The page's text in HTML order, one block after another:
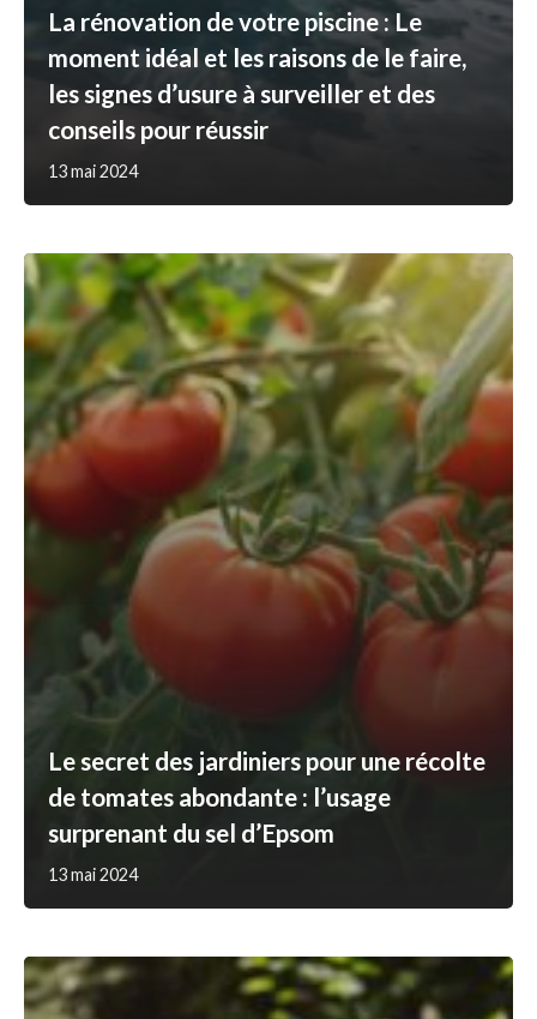
La rénovation de votre piscine : Le
moment idéal et les raisons de le faire,
les signes d’usure à surveiller et des
conseils pour réussir
13 mai 2024
Le secret des jardiniers pour une récolte
de tomates abondante : l’usage
surprenant du sel d’Epsom
13 mai 2024